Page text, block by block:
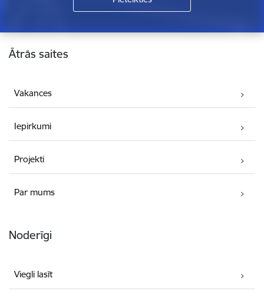
Kājene
Ātrās saites
Vakances
Iepirkumi
Projekti
Par mums
Noderīgi
Viegli lasīt